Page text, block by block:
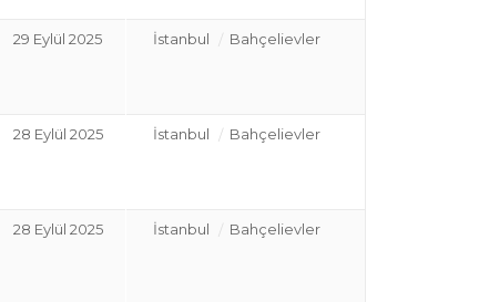
29 Eylül 2025 İstanbul Bahçelievler
28 Eylül 2025 İstanbul Bahçelievler
28 Eylül 2025 İstanbul Bahçelievler